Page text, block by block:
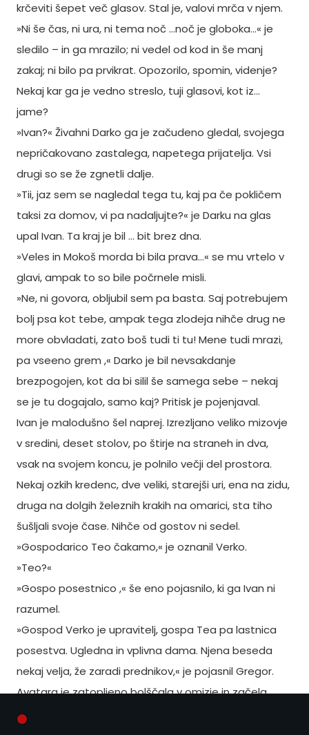
krčeviti šepet več glasov. Stal je, valovi mrča v njem.
»Ni še čas, ni ura, ni tema noč …noč je globoka…« je
sledilo – in ga mrazilo; ni vedel od kod in še manj
zakaj; ni bilo pa prvikrat. Opozorilo, spomin, videnje?
Nekaj kar ga je vedno streslo, tuji glasovi, kot iz…
jame?
»Ivan?« Živahni Darko ga je začudeno gledal, svojega
nepričakovano zastalega, napetega prijatelja. Vsi
drugi so se že zgnetli dalje.
»Tii, jaz sem se nagledal tega tu, kaj pa če pokličem
taksi za domov, vi pa nadaljujte?« je Darku na glas
upal Ivan. Ta kraj je bil … bit brez dna.
»Veles in Mokoš morda bi bila prava…« se mu vrtelo v
glavi, ampak to so bile počrnele misli.
»Ne, ni govora, obljubil sem pa basta. Saj potrebujem
bolj psa kot tebe, ampak tega zlodeja nihče drug ne
more obvladati, zato boš tudi ti tu! Mene tudi mrazi,
pa vseeno grem ,« Darko je bil nevsakdanje
brezpogojen, kot da bi silil še samega sebe – nekaj
se je tu dogajalo, samo kaj? Pritisk je pojenjaval.
Ivan je malodušno šel naprej. Izrezljano veliko mizovje
v sredini, deset stolov, po štirje na straneh in dva,
vsak na svojem koncu, je polnilo večji del prostora.
Nekaj ozkih kredenc, dve veliki, starejši uri, ena na zidu,
druga na dolgih železnih krakih na omarici, sta tiho
šušljali svoje čase. Nihče od gostov ni sedel.
»Gospodarico Teo čakamo,« je oznanil Verko.
»Teo?«
»Gospo posestnico ,« še eno pojasnilo, ki ga Ivan ni
razumel.
»Gospod Verko je upravitelj, gospa Tea pa lastnica
posestva. Ugledna in vplivna dama. Njena beseda
nekaj velja, že zaradi prednikov,« je pojasnil Gregor.
Avatara je zatopljeno bolščala v omizje in začela
nerazločno besedovati.